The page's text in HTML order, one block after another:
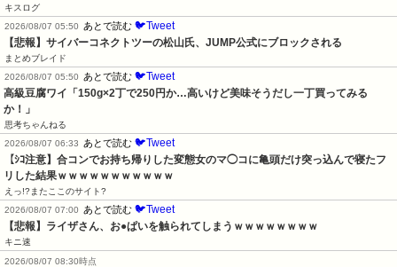
キスログ
2026/08/07 05:50
あとで読む 🐦Tweet
【悲報】サイバーコネクトツーの松山氏、JUMP公式にブロックされる
まとめブレイド
2026/08/07 05:50
あとで読む 🐦Tweet
高級豆腐ワイ「150g×2丁で250円か…高いけど美味そうだし一丁買ってみる
か！」
思考ちゃんねる
2026/08/07 06:33
あとで読む 🐦Tweet
【ｼｺ注意】合コンでお持ち帰りした変態女のマ◯コに亀頭だけ突っ込んで寝たフ
リした結果ｗｗｗｗｗｗｗｗｗｗｗ
えっ!?またここのサイト?
2026/08/07 07:00
あとで読む 🐦Tweet
【悲報】ライザさん、お●ぱいを触られてしまうｗｗｗｗｗｗｗｗ
キニ速
2026/08/07 08:30時点